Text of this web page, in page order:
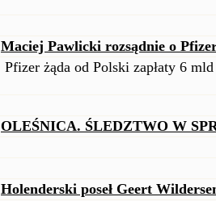
Maciej Pawlicki rozsądnie o
Pfizer żąda od Polski zapłaty 6 mld
OLEŚNICA. ŚLEDZTWO W
Holenderski poseł Geert